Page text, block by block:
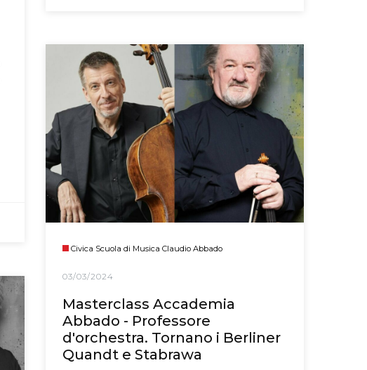
Civica Scuola di Musica Claudio Abbado
03/03/2024
Masterclass Accademia
Abbado - Professore
d'orchestra. Tornano i Berliner
Quandt e Stabrawa